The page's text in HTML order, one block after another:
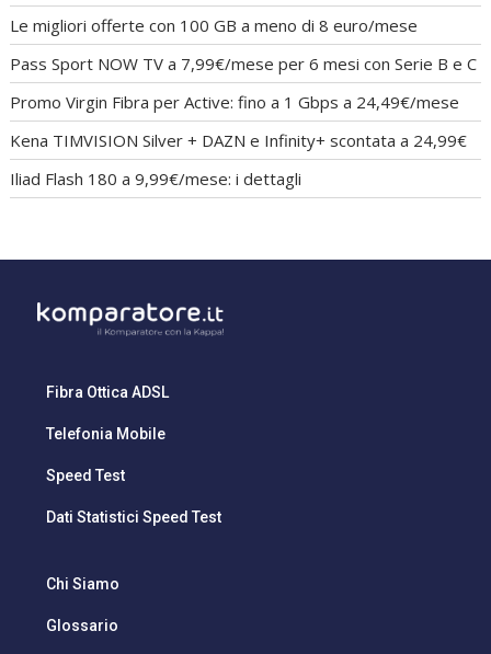
Le migliori offerte con 100 GB a meno di 8 euro/mese
Pass Sport NOW TV a 7,99€/mese per 6 mesi con Serie B e C
Promo Virgin Fibra per Active: fino a 1 Gbps a 24,49€/mese
Kena TIMVISION Silver + DAZN e Infinity+ scontata a 24,99€
Iliad Flash 180 a 9,99€/mese: i dettagli
Fibra Ottica ADSL
Telefonia Mobile
Speed Test
Dati Statistici Speed Test
Chi Siamo
Glossario